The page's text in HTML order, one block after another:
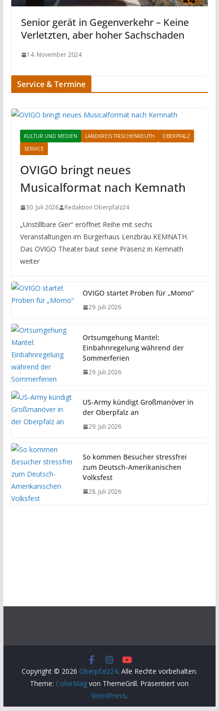
Senior gerät in Gegenverkehr – Keine
Verletzten, aber hoher Sachschaden
14. November 2024
Service & Termine
KULTUR UND MEDIEN LANDKREIS TIRSCHENREUTH
OBERPFALZ
SERVICE
OVIGO bringt neues
Musicalformat nach Kemnath
30. Juli 2026 Redaktion Oberpfalz24
„Unstillbare Gier“ eröffnet Reihe mit sechs
Veranstaltungen im Bürgerhaus Lenzbräu KEMNATH.
Das OVIGO Theater baut seine Präsenz in Kemnath
weiter
OVIGO startet Proben für „Momo“
29. Juli 2026
Ortsumgehung Mantel:
Einbahnregelung während der
Sommerferien
29. Juli 2026
US-Army kündigt Großmanöver in
der Oberpfalz an
29. Juli 2026
So kommen Besucher stressfrei
zum Deutsch-Amerikanischen
Volksfest
28. Juli 2026
Copyright © 2026 Oberpfalz24. Alle Rechte vorbehalten.
Theme: ColorMag von ThemeGrill. Präsentiert von
WordPress.